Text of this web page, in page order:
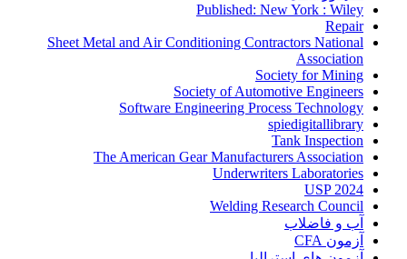
Published: New York : Wiley
Repair
Sheet Metal and Air Conditioning Contractors National
Association
Society for Mining
Society of Automotive Engineers
Software Engineering Process Technology
spiedigitallibrary
Tank Inspection
The American Gear Manufacturers Association
Underwriters Laboratories
USP 2024
Welding Research Council
آب و فاضلاب
آزمون CFA